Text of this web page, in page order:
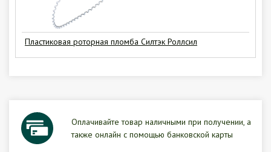
Пластиковая роторная пломба Силтэк Роллсил
Оплачивайте товар наличными при получении, а
также онлайн с помощью банковской карты